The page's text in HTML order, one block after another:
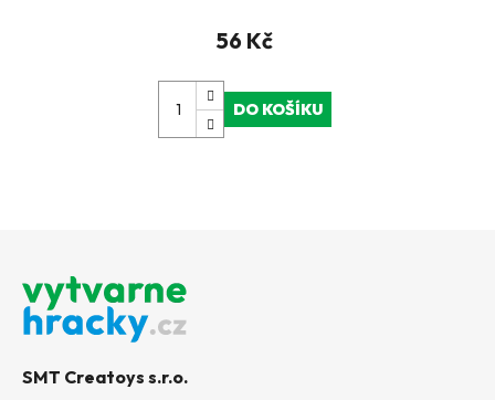
56 Kč
DO KOŠÍKU
SMT Creatoys s.r.o.